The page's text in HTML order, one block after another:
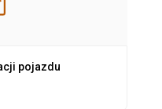
pojazdu